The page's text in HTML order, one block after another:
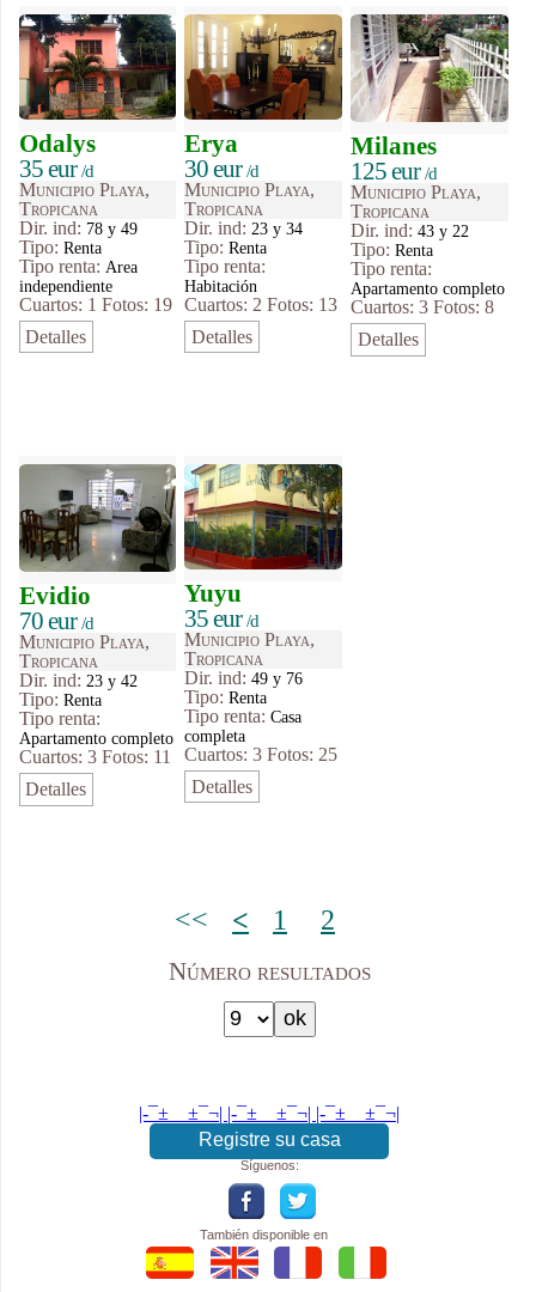
Odalys
35 eur/d
Municipio Playa,
Tropicana
Dir. ind: 78 y 49
Tipo: Renta
Tipo renta: Area
independiente
Cuartos: 1 Fotos: 19
Detalles
Erya
30 eur/d
Municipio Playa,
Tropicana
Dir. ind: 23 y 34
Tipo:Renta
Tipo renta:
Habitación
Cuartos: 2 Fotos: 13
Detalles
Milanes
125 eur/d
Municipio Playa,
Tropicana
Dir. ind:43 y 22
Tipo:Renta
Tipo renta:
Apartamento completo
Cuartos: 3 Fotos: 8
Detalles
Evidio
70 eur/d
Municipio Playa,
Tropicana
Dir. ind: 23 y 42
Tipo: Renta
Tipo renta:
Apartamento completo
Cuartos: 3 Fotos: 11
Detalles
Yuyu
35 eur/d
Municipio Playa,
Tropicana
Dir. ind:49 y 76
Tipo:Renta
Tipo renta:Casa
completa
Cuartos: 3 Fotos: 25
Detalles
<< < 1 2
Número resultados
|-¯±­__­±¯¬| |-¯±­__­±¯¬| |-¯±­__­±¯¬|
Registre su casa
Síguenos:
También disponible en